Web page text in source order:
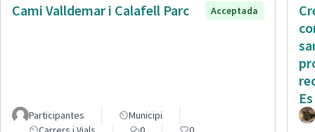
Cami Valldemar i Calafell Parc Acceptada
Participantes
Municipi